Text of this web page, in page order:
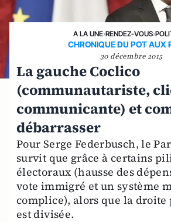
A LA UNE›RENDEZ-VOUS›
CHRONIQUE DU POT AUX
30 décembre 2015
La gauche Coclico
(communautariste,
communicante) et
débarrasser
Pour Serge Federbusch, le
survit que grâce à certains
électoraux (hausse des
vote immigré et un système
complice), alors que la
est divisée.